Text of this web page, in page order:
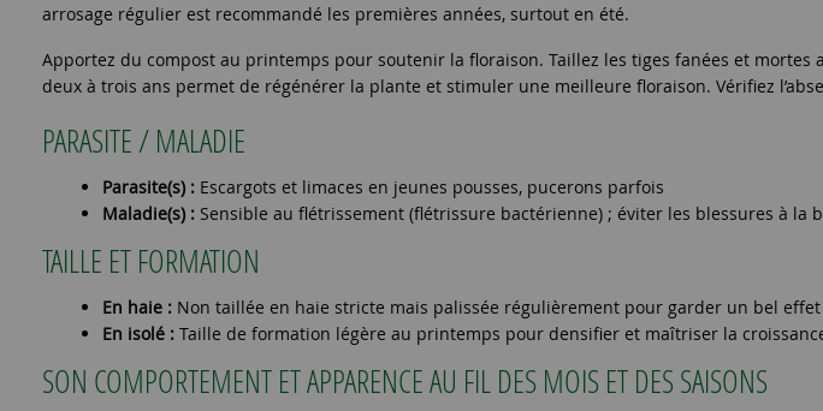
arrosage régulier est recommandé les premières années, surtout en été.
Apportez du compost au printemps pour soutenir la floraison. Taillez les tiges fanées et
deux à trois ans permet de régénérer la plante et stimuler une meilleure floraison. Vérifiez
PARASITE / MALADIE
Parasite(s) : Escargots et limaces en jeunes pousses, pucerons parfois
Maladie(s) : Sensible au flétrissement (flétrissure bactérienne) ; éviter les blessures à la
TAILLE ET FORMATION
En haie : Non taillée en haie stricte mais palissée régulièrement pour garder un bel effet
En isolé : Taille de formation légère au printemps pour densifier et maîtriser la
SON COMPORTEMENT ET APPARENCE AU FIL DES MOIS ET DES SAISONS